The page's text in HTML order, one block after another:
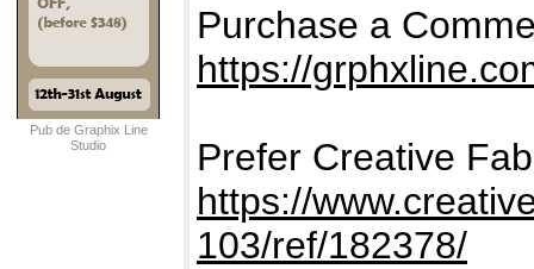
Pub de Graphix Line
Studio
Purchase a
https://
Prefer Creative
https://
103/ref/182378/